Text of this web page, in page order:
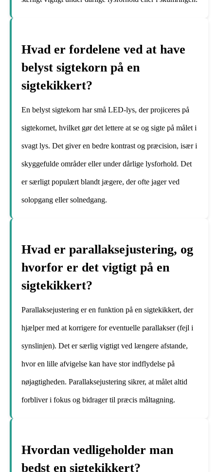
Hvad er fordelene ved at have
belyst sigtekorn på en
sigtekikkert?
En belyst sigtekorn har små LED-lys, der projiceres på
sigtekornet, hvilket gør det lettere at se og sigte på målet i
svagt lys. Det giver en bedre kontrast og præcision, især i
skyggefulde områder eller under dårlige lysforhold. Det
er særligt populært blandt jægere, der ofte jager ved
solopgang eller solnedgang.
Hvad er parallaksejustering, og
hvorfor er det vigtigt på en
sigtekikkert?
Parallaksejustering er en funktion på en sigtekikkert, der
hjælper med at korrigere for eventuelle parallakser (fejl i
synslinjen). Det er særlig vigtigt ved længere afstande,
hvor en lille afvigelse kan have stor indflydelse på
nøjagtigheden. Parallaksejustering sikrer, at målet altid
forbliver i fokus og bidrager til præcis måltagning.
Hvordan vedligeholder man
bedst en sigtekikkert?